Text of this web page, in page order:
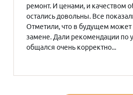
ремонт. И ценами, и качеством
остались довольны. Все
Отметили, что в будущем может
замене. Дали рекомендации по
общался очень корректно...